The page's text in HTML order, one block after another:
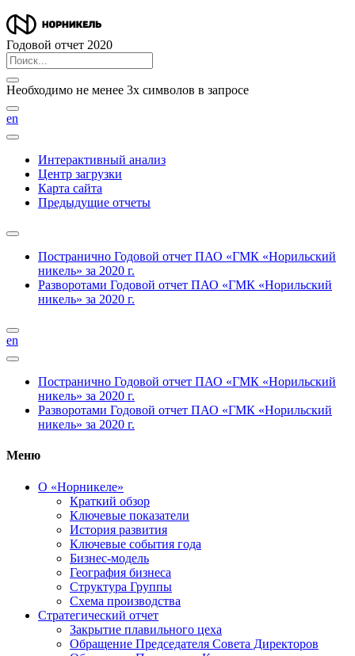
Годовой отчет 2020
Необходимо не менее 3х символов в запросе
en
Интерактивный анализ
Центр загрузки
Карта сайта
Предыдущие отчеты
Постранично Годовой отчет ПАО «ГМК «Норильский
никель» за 2020 г.
Разворотами Годовой отчет ПАО «ГМК «Норильский
никель» за 2020 г.
en
Постранично Годовой отчет ПАО «ГМК «Норильский
никель» за 2020 г.
Разворотами Годовой отчет ПАО «ГМК «Норильский
никель» за 2020 г.
Меню
О «Норникеле»
Краткий обзор
Ключевые показатели
История развития
Ключевые события года
Бизнес-модель
География бизнеса
Структура Группы
Схема производства
Стратегический отчет
Закрытие плавильного цеха
Обращение Председателя Совета Директоров